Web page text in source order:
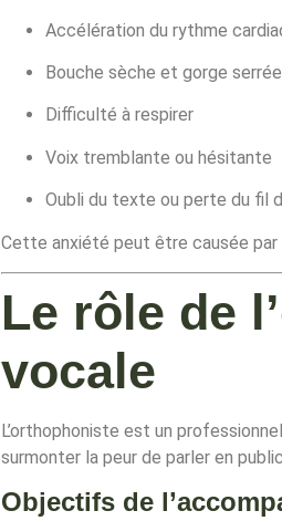
Accélération du rythme
Bouche sèche et gorge serrée
Difficulté à respirer
Voix tremblante ou hésitante
Oubli du texte ou perte du fil
Cette anxiété peut être causée par
Le rôle de
vocale
L’orthophoniste est un
surmonter la peur de parler en
Objectifs de